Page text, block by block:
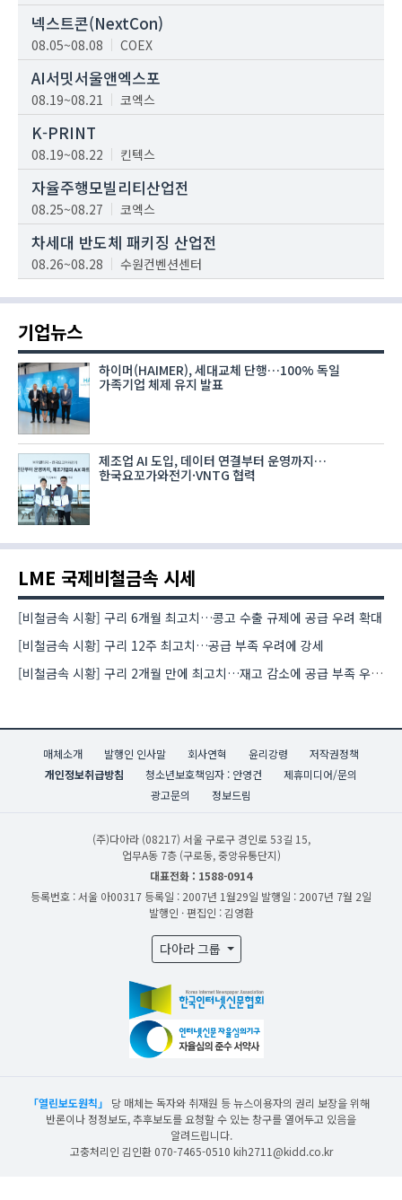
넥스트콘(NextCon)
08.05~08.08 COEX
AI서밋서울앤엑스포
08.19~08.21 코엑스
K-PRINT
08.19~08.22 킨텍스
자율주행모빌리티산업전
08.25~08.27 코엑스
차세대 반도체 패키징 산업전
08.26~08.28 수원컨벤션센터
기업뉴스
하이머(HAIMER), 세대교체 단행…100% 독일
가족기업 체제 유지 발표
제조업 AI 도입, 데이터 연결부터 운영까지…
한국요꼬가와전기·VNTG 협력
LME 국제비철금속 시세
[비철금속 시황] 구리 6개월 최고치…콩고 수출 규제에 공급 우려 확대
[비철금속 시황] 구리 12주 최고치…공급 부족 우려에 강세
[비철금속 시황] 구리 2개월 만에 최고치…재고 감소에 공급 부족 우려 확대
매체소개 발행인 인사말 회사연혁 윤리강령
저작권정책
개인정보취급방침
청소년보호책임자 : 안영건
제휴미디어/문의
광고문의
정보드림
(주)다아라 (08217) 서울 구로구 경인로 53길 15,
업무A동 7층 (구로동, 중앙유통단지)
대표전화 : 1588-0914
등록번호 : 서울 아00317 등록일 : 2007년 1월29일 발행일 : 2007년 7월 2일
발행인 · 편집인 : 김영환
다아라 그룹
「열린보도원칙」
당 매체는 독자와 취재원 등 뉴스이용자의 권리 보장을 위해
반론이나 정정보도, 추후보도를 요청할 수 있는 창구를 열어두고 있음을
알려드립니다.
고충처리인 김인환 070-7465-0510 kih2711@kidd.co.kr